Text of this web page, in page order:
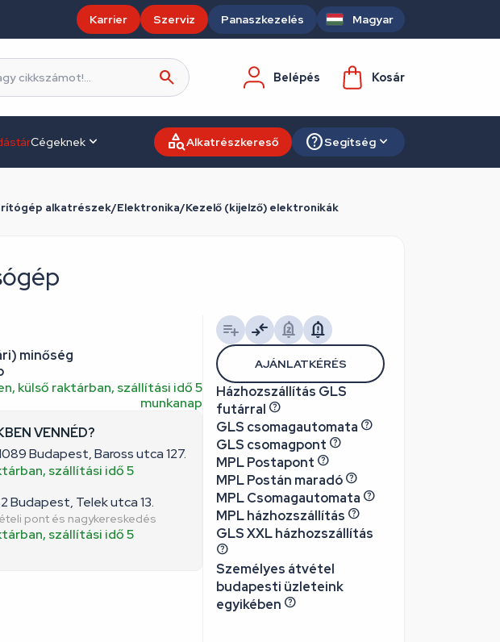
Karrier Szerviz Panaszkezelés Magyar
Belépés Kosár
Cégeknek Alkatrészkereső Segítség
alkatrészek/Elektronika/Kezelő (kijelző) elektronikák
minőség
külső raktárban, szállítási idő 5
munkanap
VENNÉD?
Budapest, Baross utca 127.
szállítási idő 5
Budapest, Telek utca 13.
pont és nagykereskedés
szállítási idő 5
AJÁNLATKÉRÉS
Házhozszállítás GLS
futárral
GLS csomagautomata
GLS csomagpont
MPL Postapont
MPL Postán maradó
MPL Csomagautomata
MPL házhozszállítás
GLS XXL házhozszállítás
Személyes átvétel
budapesti üzleteink
egyikében